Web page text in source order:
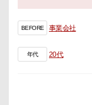
BEFORE 事業会社
年代 20代